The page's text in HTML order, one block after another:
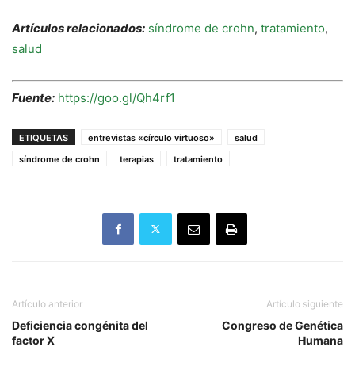
Artículos relacionados: síndrome de crohn, tratamiento,
salud
Fuente: https://goo.gl/Qh4rf1
ETIQUETAS entrevistas «círculo virtuoso»
salud
síndrome de crohn
terapias tratamiento
Artículo anterior
Deficiencia congénita del
factor X
Artículo siguiente
Congreso de Genética
Humana